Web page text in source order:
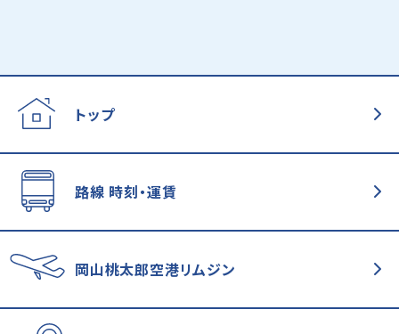
トップ
路線 時刻・運賃
岡山桃太郎空港リムジン